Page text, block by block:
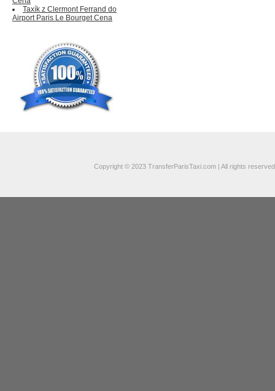
Taxík z Clermont Ferrand do
Airport Paris Le Bourget Cena
Copyright © 2023 TransferParisTaxi.com | All rights reserved